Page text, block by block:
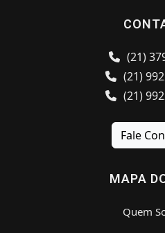
(21)
(21)
(21)
Fale
MAPA
Quem